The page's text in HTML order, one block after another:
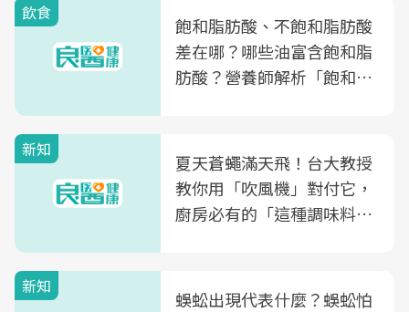
飲食
飽和脂肪酸、不飽和脂肪酸
差在哪？哪些油富含飽和脂
肪酸？營養師解析「飽和脂
新知
夏天蒼蠅滿天飛！台大教授
教你用「吹風機」對付它，
廚房必有的「這種調味料」
新知
蜈蚣出現代表什麼？蜈蚣怕